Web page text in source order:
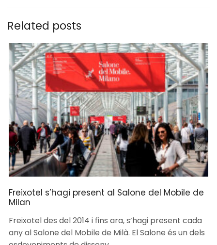
Related posts
Freixotel s’hagi present al Salone del Mobile de
Milan
Freixotel des del 2014 i fins ara, s’hagi present cada
any al Salone del Mobile de Milà. El Salone és un dels